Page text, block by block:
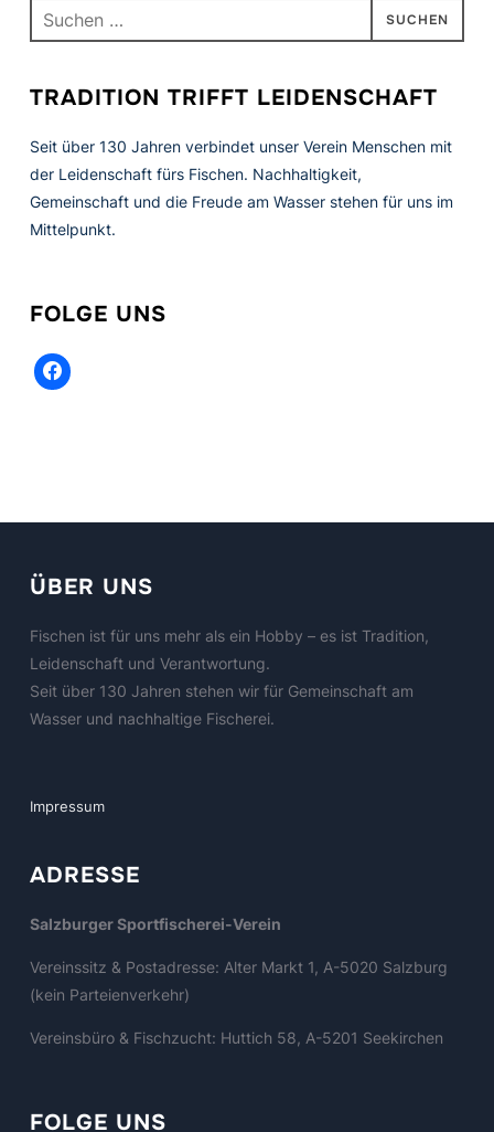
Suchen
nach:
TRADITION TRIFFT LEIDENSCHAFT
Seit über 130 Jahren verbindet unser Verein Menschen mit
der Leidenschaft fürs Fischen. Nachhaltigkeit,
Gemeinschaft und die Freude am Wasser stehen für uns im
Mittelpunkt.
FOLGE UNS
facebook
ÜBER UNS
Fischen ist für uns mehr als ein Hobby – es ist Tradition,
Leidenschaft und Verantwortung.
Seit über 130 Jahren stehen wir für Gemeinschaft am
Wasser und nachhaltige Fischerei.
Impressum
ADRESSE
Salzburger Sportfischerei-Verein
Vereinssitz & Postadresse: Alter Markt 1, A-5020 Salzburg
(kein Parteienverkehr)
Vereinsbüro & Fischzucht: Huttich 58, A-5201 Seekirchen
FOLGE UNS